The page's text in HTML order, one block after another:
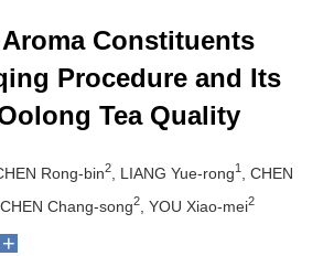
Constituents
Procedure and Its
Tea Quality
Rong-bin2 , LIANG Yue-rong1
, CHEN
, CHEN Chang-song2 , YOU Xiao-mei2
+